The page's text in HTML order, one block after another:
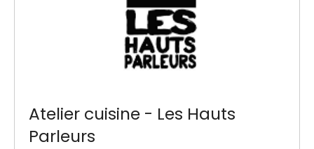
Atelier cuisine - Les Hauts
Parleurs